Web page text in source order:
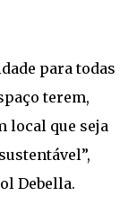
para todas
terem,
local que seja
Debella.